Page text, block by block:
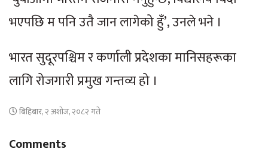
भएपछि म पनि उतै जान लागेको हुँ’, उनले भने ।
भारत सुदूरपश्चिम र कर्णाली प्रदेशका मानिसहरूका
लागि रोजगारी प्रमुख गन्तव्य हो ।
बिहिबार, २ अशोज, २०८२ गते
Comments